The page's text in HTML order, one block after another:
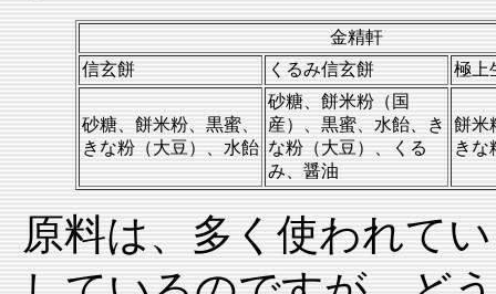
金精軒
信玄餅
くるみ信玄餅 極上
砂糖、餅米粉、黒蜜、
きな粉（大豆）、水飴
砂糖、餅米粉（国
産）、黒蜜、水飴、き
な粉（大豆）、くる
み、醤油
餅米
きな
原料は、多く使われて